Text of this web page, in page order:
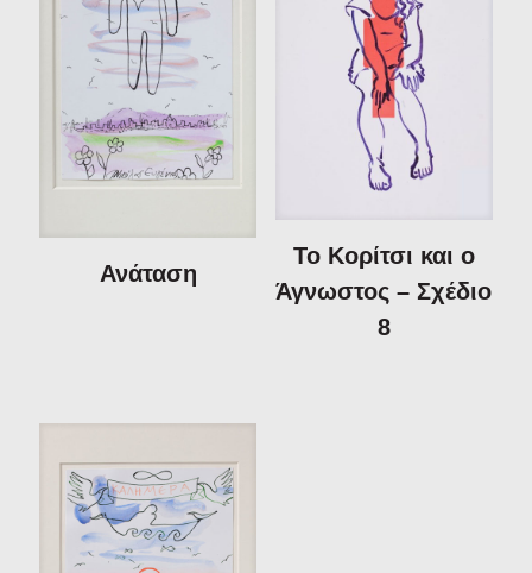
Ανάταση
Το Κορίτσι και ο
Άγνωστος – Σχέδιο
8